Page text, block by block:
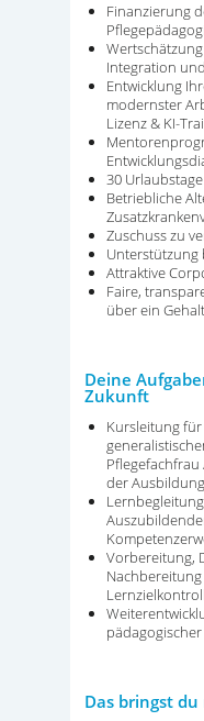
Finanzierung
Integration
Entwicklung
modernster
Lizenz & KI-
30
Betriebliche
Zuschuss zu
Unterstützung
Attraktive
Faire,
über ein
Deine
Zukunft
Kursleitung
der
Lernbegleitung
Vorbereitung,
Das bringst